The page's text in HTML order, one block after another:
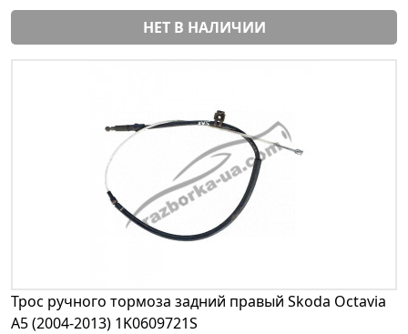
НЕТ В НАЛИЧИИ
Трос ручного тормоза задний правый Skoda Octavia
A5 (2004-2013) 1K0609721S